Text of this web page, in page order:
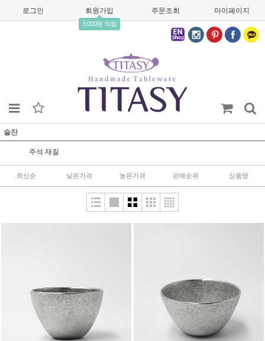
로그인 회원가입
3,000원 적립
주문조회 마이페이지
술잔
주석 재질
최신순 낮은가격 높은가격 판매순위 상품명